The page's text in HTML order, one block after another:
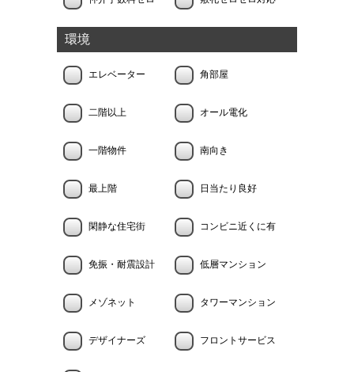
環境
エレベーター 角部屋
二階以上 オール電化
一階物件 南向き
最上階 日当たり良好
閑静な住宅街 コンビニ近くに有
免振・耐震設計 低層マンション
メゾネット タワーマンション
デザイナーズ フロントサービス